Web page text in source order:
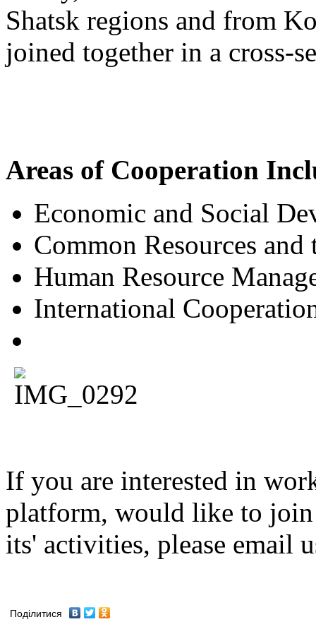
Shatsk regions and from
joined together in a cross-
Areas of Cooperation
Economic and Social
Common Resources
Human Resource
International
If you are interested in
platform, would like to
its' activities, please email
Поділитися